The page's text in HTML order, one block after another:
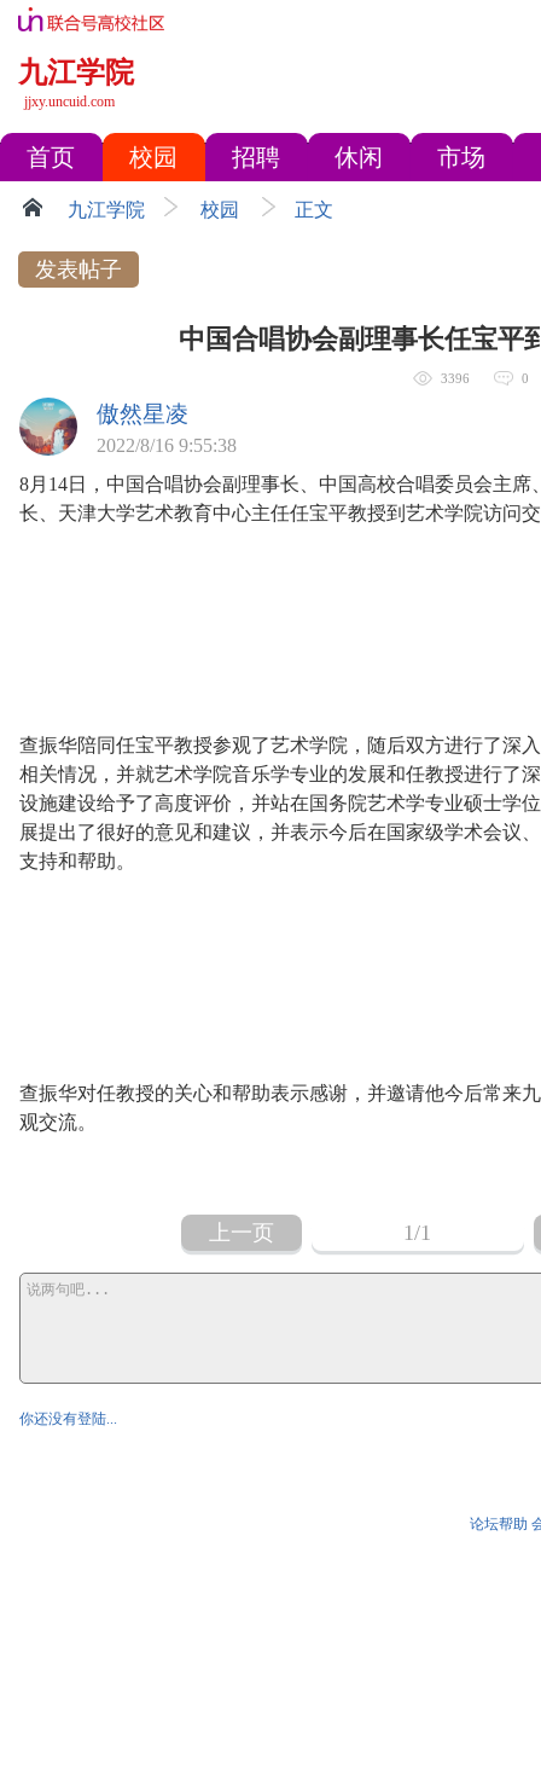
九江学院
jjxy.uncuid.com
首页 校园 招聘 休闲 市场
九江学院 校园 正文
发表帖子
中国合唱协会副理事长任宝平
3396 0
傲然星凌
2022/8/16 9:55:38
8月14日，中国合唱协会副理事长、中国高校合唱委员会主
长、天津大学艺术教育中心主任任宝平教授到艺术学院访问
查振华陪同任宝平教授参观了艺术学院，随后双方进行了深
相关情况，并就艺术学院音乐学专业的发展和任教授进行了
设施建设给予了高度评价，并站在国务院艺术学专业硕士学
展提出了很好的意见和建议，并表示今后在国家级学术会议
支持和帮助。
查振华对任教授的关心和帮助表示感谢，并邀请他今后常来
观交流。
上一页 1/1
你还没有登陆...
论坛帮助